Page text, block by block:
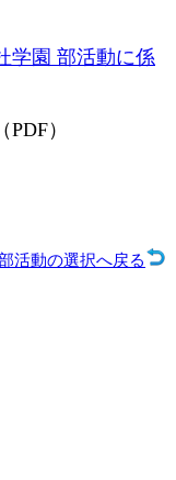
園 部活動に係
（PDF）
活動の選択へ戻る